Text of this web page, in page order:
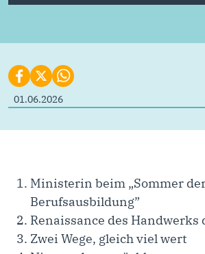
01.06.2026
Ministerin beim „Sommer
Berufsausbildung”
Renaissance des Handwerks
Zwei Wege, gleich viel wert